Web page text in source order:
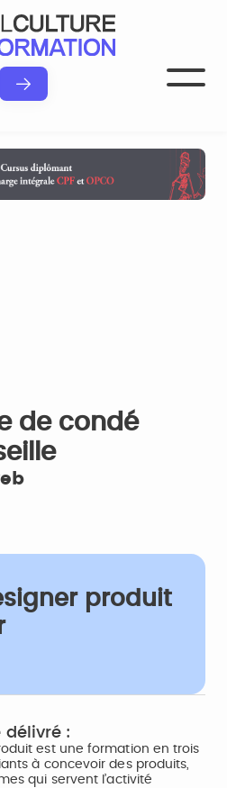
de condé
produit
délivré :
est une formation en trois
à concevoir des produits,
qui servent l’activité